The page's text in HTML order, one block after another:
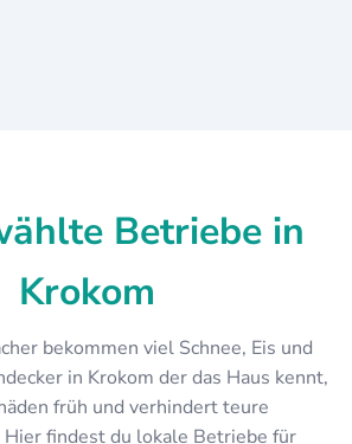
Betriebe in
Krokom
bekommen viel Schnee, Eis und
in Krokom der das Haus kennt,
früh und verhindert teure
Hier findest du lokale Betriebe für